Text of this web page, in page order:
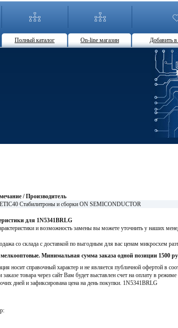
Полный каталог On-line магазин Добавить в
/ Производитель
Стабилитроны и сборки ON SEMICONDUCTOR
для 1N5341BRLG
и возможность замены вы можете уточнить у наших
со склада с доставкой по выгодным для вас ценам микросхем
Минимальная сумма заказа одной позиции 1500
носит справочный характер и не является публичной офертой в
товара через сайт Вам будет выставлен счет на оплату в
дней и зафиксирована цена на день покупки. 1N5341BRLG